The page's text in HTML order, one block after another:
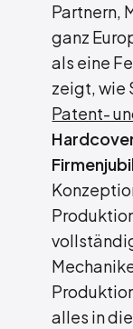
Partnern,
ganz
als eine
zeigt, wie
Patent-
alles in